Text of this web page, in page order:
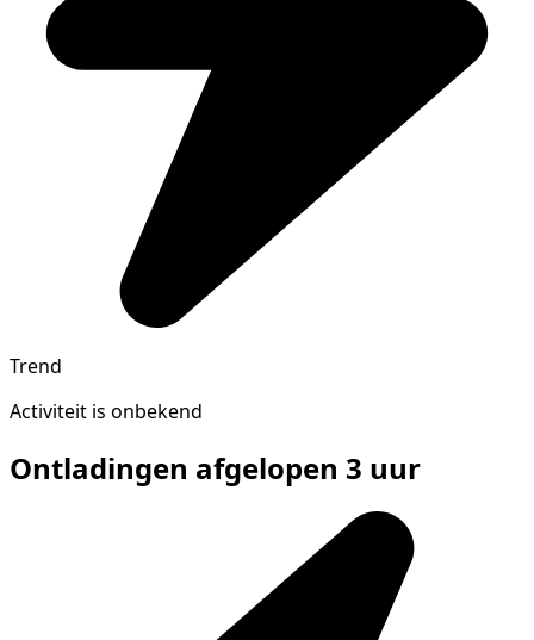
Trend
Activiteit is onbekend
Ontladingen afgelopen 3 uur